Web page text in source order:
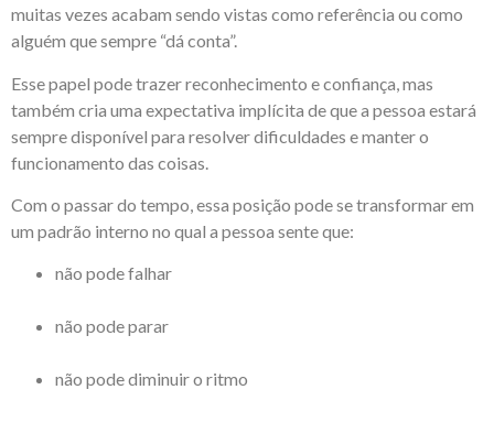
muitas vezes acabam sendo vistas como referência ou como
alguém que sempre “dá conta”.
Esse papel pode trazer reconhecimento e confiança, mas
também cria uma expectativa implícita de que a pessoa estará
sempre disponível para resolver dificuldades e manter o
funcionamento das coisas.
Com o passar do tempo, essa posição pode se transformar em
um padrão interno no qual a pessoa sente que:
não pode falhar
não pode parar
não pode diminuir o ritmo